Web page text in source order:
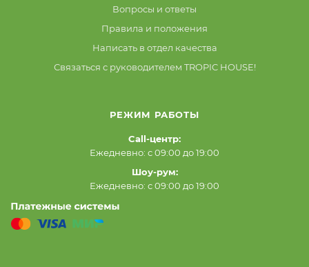
Вопросы и ответы
Правила и положения
Написать в отдел качества
Связаться с руководителем TROPIC HOUSE!
РЕЖИМ РАБОТЫ
Call-центр:
Ежедневно: с 09:00 до 19:00
Шоу-рум:
Ежедневно: с 09:00 до 19:00